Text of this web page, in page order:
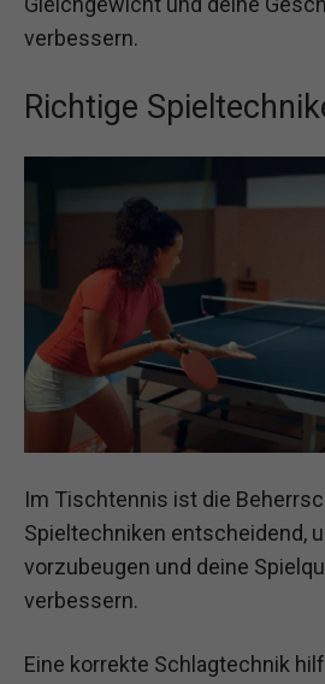
verbessern.
Richtige
Im Tischtennis ist die
Spieltechniken entscheidend,
vorzubeugen und deine
verbessern.
Eine korrekte Schlagtechnik